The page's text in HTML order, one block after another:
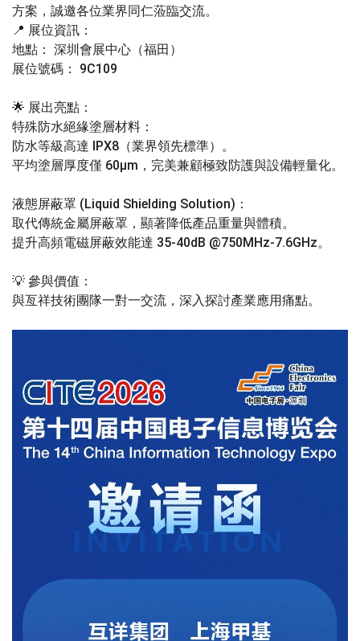
方案，誠邀各位業界同仁蒞臨交流。
📍 展位資訊：
地點： 深圳會展中心（福田）
展位號碼： 9C109
🌟 展出亮點：
特殊防水絕緣塗層材料：
防水等級高達 IPX8（業界領先標準）。
平均塗層厚度僅 60μm，完美兼顧極致防護與設備輕量化。
液態屏蔽罩 (Liquid Shielding Solution)：
取代傳統金屬屏蔽罩，顯著降低產品重量與體積。
提升高頻電磁屏蔽效能達 35-40dB @750MHz-7.6GHz。
💡 參與價值：
與亙祥技術團隊一對一交流，深入探討產業應用痛點。